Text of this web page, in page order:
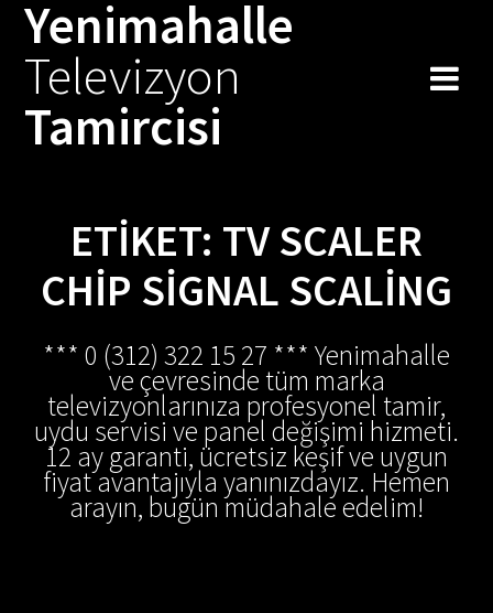
Skip
to
Yenimahalle
Televizyon
Tamircisi
ETIKET: TV SCALER
CHIP SIGNAL SCALING
*** 0 (312) 322 15 27 *** Yenimahalle
ve çevresinde tüm marka
televizyonlarınıza profesyonel tamir,
uydu servisi ve panel değişimi hizmeti.
12 ay garanti, ücretsiz keşif ve uygun
fiyat avantajıyla yanınızdayız. Hemen
arayın, bugün müdahale edelim!